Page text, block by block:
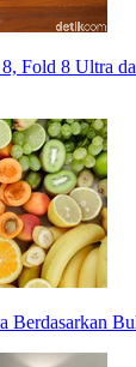
Fold 8 Ultra
Berdasarkan